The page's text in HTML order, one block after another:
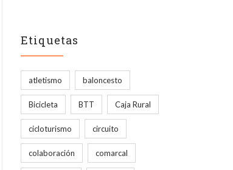
Etiquetas
atletismo baloncesto
Bicicleta BTT Caja Rural
cicloturismo circuito
colaboración comarcal